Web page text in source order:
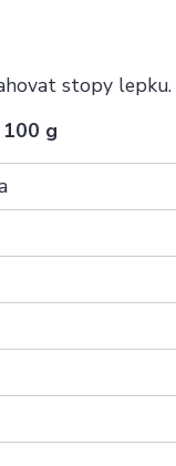
stopy lepku.
g